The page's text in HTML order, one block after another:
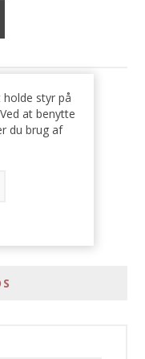
styr på
at benytte
du brug af